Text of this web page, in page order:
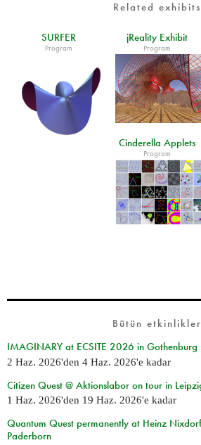
Related exhibits
SURFER
Program
jReality Exhibit
Program
Cinderella Applets
Program
Bütün etkinlikler
IMAGINARY at ECSITE 2026 in Gothenburg
2 Haz. 2026'den 4 Haz. 2026'e kadar
Citizen Quest @ Aktionslabor on tour in
1 Haz. 2026'den 19 Haz. 2026'e kadar
Quantum Quest permanently at Heinz
Paderborn